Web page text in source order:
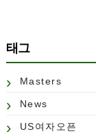
태그
Masters
News
US여자오픈